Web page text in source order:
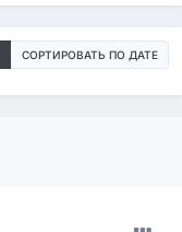
СОРТИРОВАТЬ ПО ДАТЕ